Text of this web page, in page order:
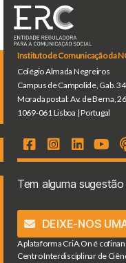
Instituto de Comunicação da
Colégio Almada Negreiros
Campus de Campolide, Gab.
Morada postal: Av. de Berna,
1069-061 Lisboa | Portugal
Tem alguma
DEIXE-NOS
A plataforma CriA.On é
Centro Interdisciplinar de